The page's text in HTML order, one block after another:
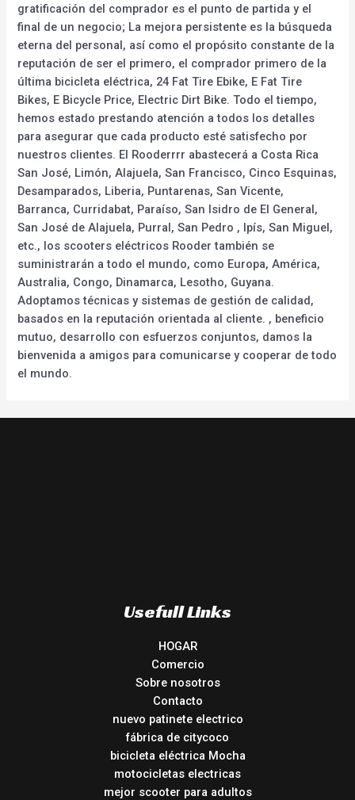
gratificación del comprador es el punto de partida y el
final de un negocio; La mejora persistente es la búsqueda
eterna del personal, así como el propósito constante de la
reputación de ser el primero, el comprador primero de la
última bicicleta eléctrica, 24 Fat Tire Ebike, E Fat Tire
Bikes, E Bicycle Price, Electric Dirt Bike. Todo el tiempo,
hemos estado prestando atención a todos los detalles
para asegurar que cada producto esté satisfecho por
nuestros clientes. El Rooderrrr abastecerá a Costa Rica
San José, Limón, Alajuela, San Francisco, Cinco Esquinas,
Desamparados, Liberia, Puntarenas, San Vicente,
Barranca, Curridabat, Paraíso, San Isidro de El General,
San José de Alajuela, Purral, San Pedro , Ipís, San Miguel,
etc., los scooters eléctricos Rooder también se
suministrarán a todo el mundo, como Europa, América,
Australia, Congo, Dinamarca, Lesotho, Guyana.
Adoptamos técnicas y sistemas de gestión de calidad,
basados en la reputación orientada al cliente. , beneficio
mutuo, desarrollo con esfuerzos conjuntos, damos la
bienvenida a amigos para comunicarse y cooperar de todo
el mundo.
Usefull Links
HOGAR
Comercio
Sobre nosotros
Contacto
nuevo patinete electrico
fábrica de citycoco
bicicleta eléctrica Mocha
motocicletas electricas
mejor scooter para adultos